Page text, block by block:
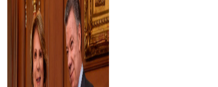
Apóyanos
Asociación de Familias y
Amigos